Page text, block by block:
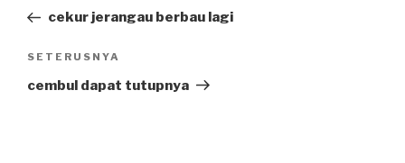
Postcekur jerangau berbau lagi
Next
Post
SETERUSNYA
cembul dapat tutupnya